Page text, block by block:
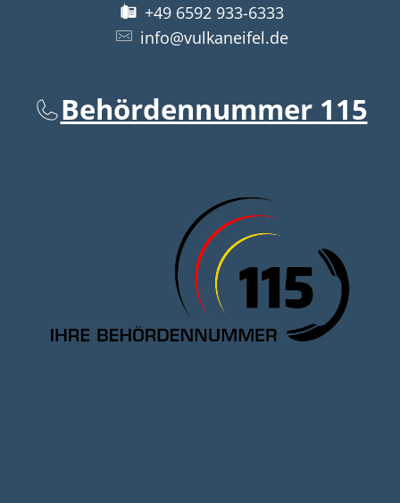
+49 6592 933-6333
info@vulkaneifel.de
Behördennummer 115